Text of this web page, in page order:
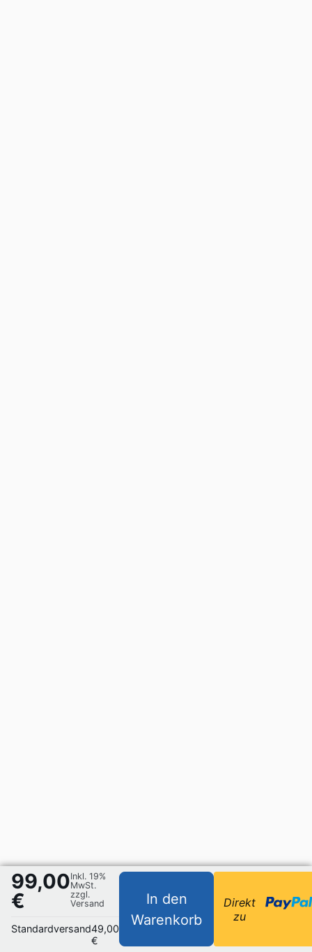
99,00
€
Inkl. 19%
MwSt.
zzgl.
Versand
Standardversand49,00
€
In den
Warenkorb
Direkt
zu